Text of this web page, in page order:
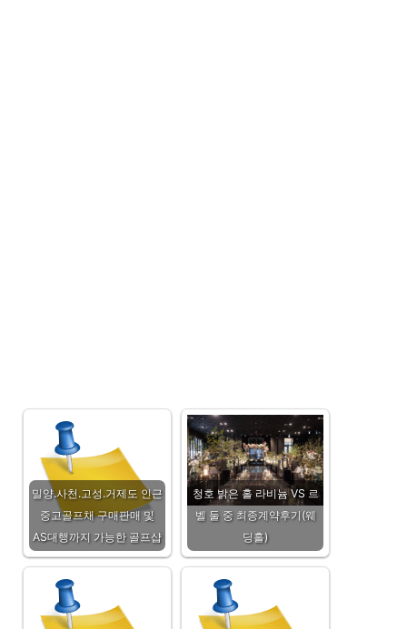
밀양.사천.고성.거제도 인근
중고골프채 구매판매 및
AS대행까지 가능한 골프샵
청호 밝은 홀 라비늄 VS 르
벨 둘 중 최종계약후기(웨
딩홀)